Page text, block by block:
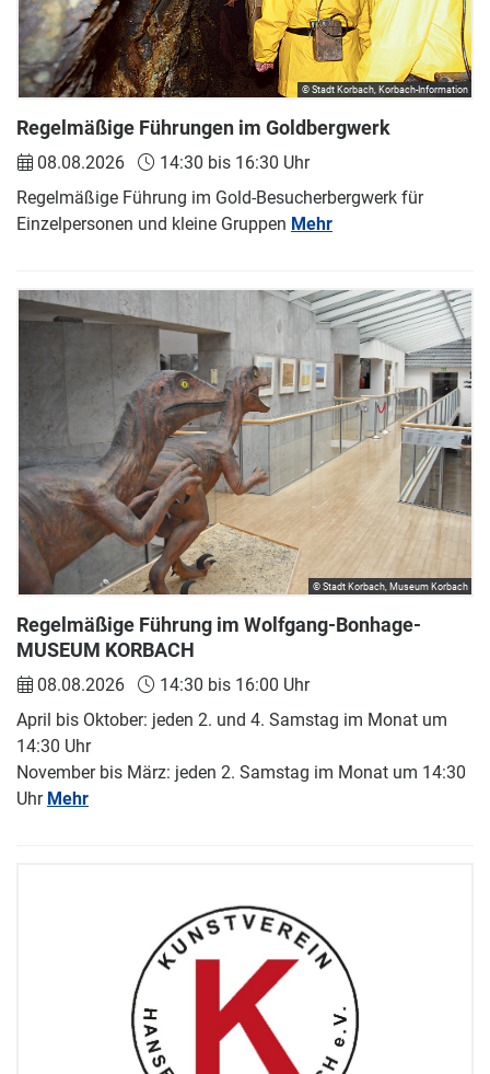
Regelmäßige Führungen im Goldbergwerk
08.08.2026
14:30 bis 16:30 Uhr
Regelmäßige Führung im Gold-Besucherbergwerk für
Einzelpersonen und kleine Gruppen Mehr
© Stadt Korbach, Korbach-Information
Regelmäßige Führung im Wolfgang-Bonhage-
MUSEUM KORBACH
08.08.2026
14:30 bis 16:00 Uhr
April bis Oktober: jeden 2. und 4. Samstag im Monat um
14:30 Uhr
November bis März: jeden 2. Samstag im Monat um 14:30
Uhr Mehr
© Stadt Korbach, Museum Korbach